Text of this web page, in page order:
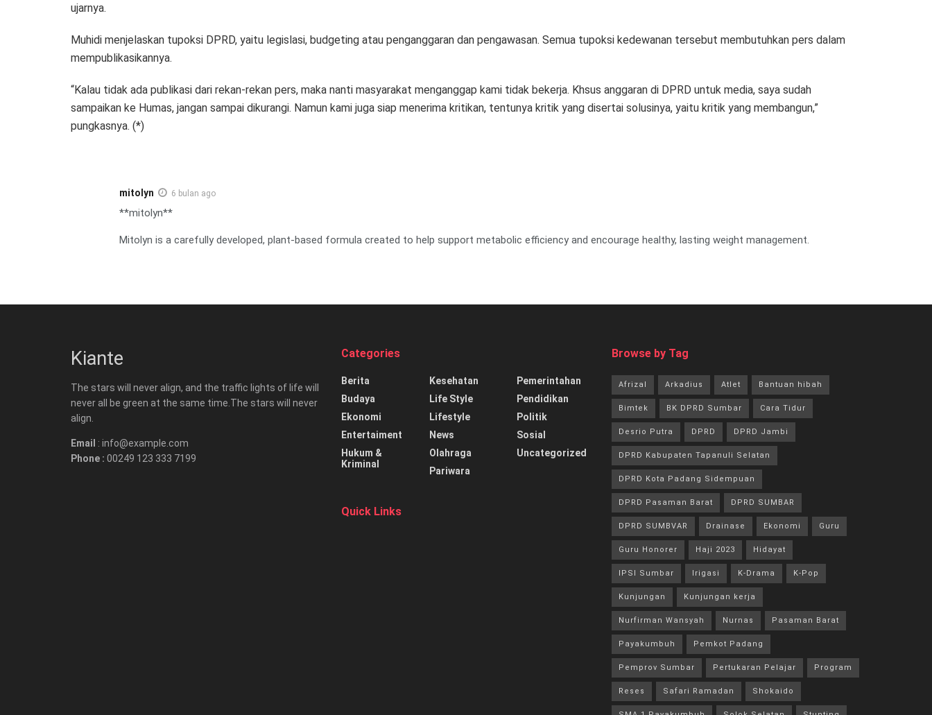
ujarnya.
Muhidi menjelaskan tupoksi DPRD, yaitu legislasi, budgeting atau penganggaran dan pengawasan. Semua tupoksi kedewanan tersebut membutuhkan pers dalam
mempublikasikannya.
“Kalau tidak ada publikasi dari rekan-rekan pers, maka nanti masyarakat menganggap kami tidak bekerja. Khsus anggaran di DPRD untuk media, saya sudah
sampaikan ke Humas, jangan sampai dikurangi. Namun kami juga siap menerima kritikan, tentunya kritik yang disertai solusinya, yaitu kritik yang membangun,”
pungkasnya. (*)
mitolyn 6 bulan ago
**mitolyn**
Mitolyn is a carefully developed, plant-based formula created to help support metabolic efficiency and encourage healthy, lasting weight management.
Kiante
The stars will never align, and the traffic lights of life will
never all be green at the same time.The stars will never
align.
Email : info@example.com
Phone : 00249 123 333 7199
Categories
Berita
Budaya
Ekonomi
Entertaiment
Hukum &
Kriminal
Kesehatan
Life Style
Lifestyle
News
Olahraga
Pariwara
Pemerintahan
Pendidikan
Politik
Sosial
Uncategorized
Quick Links
Browse by Tag
Afrizal Arkadius Atlet Bantuan hibah
Bimtek BK DPRD Sumbar Cara Tidur
Desrio Putra DPRD DPRD Jambi
DPRD Kabupaten Tapanuli Selatan
DPRD Kota Padang Sidempuan
DPRD Pasaman Barat DPRD SUMBAR
DPRD SUMBVAR Drainase Ekonomi Guru
Guru Honorer Haji 2023 Hidayat
IPSI Sumbar Irigasi K-Drama K-Pop
Kunjungan Kunjungan kerja
Nurfirman Wansyah Nurnas Pasaman Barat
Payakumbuh Pemkot Padang
Pemprov Sumbar Pertukaran Pelajar Program
Reses Safari Ramadan Shokaido